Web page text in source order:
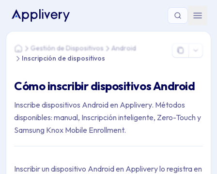
Estás aquí: Home > Gestión de Dispositivos > Android >
HomeGestión de Dispositivos
Android
Inscripción de dispositivos
Cómo inscribir dispositivos Android
Inscribe dispositivos Android en Applivery. Métodos
disponibles: manual, Inscripción inteligente, Zero-Touch y
Samsung Knox Mobile Enrollment.
Inscribir un dispositivo Android en Applivery lo registra en